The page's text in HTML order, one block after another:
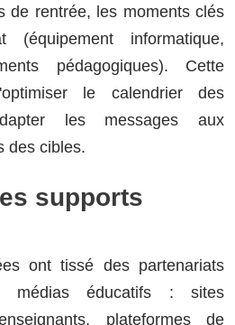
de rentrée, les moments clés
informatique,
pédagogiques). Cette
le calendrier des
les messages aux
des cibles.
supports
ont tissé des partenariats
médias éducatifs : sites
plateformes de